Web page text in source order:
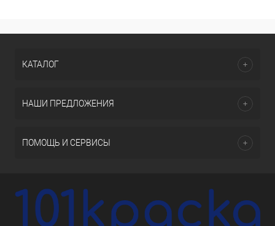
КАТАЛОГ
НАШИ ПРЕДЛОЖЕНИЯ
ПОМОЩЬ И СЕРВИСЫ